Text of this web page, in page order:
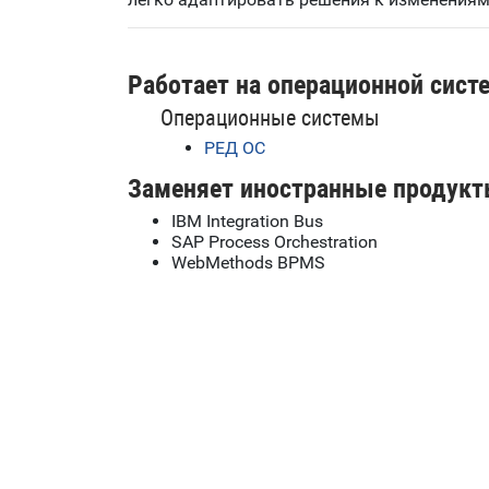
Работает на операционной
Операционные системы
РЕД ОС
Заменяет иностранные
IBM Integration Bus
SAP Process Orchestration
WebMethods BPMS